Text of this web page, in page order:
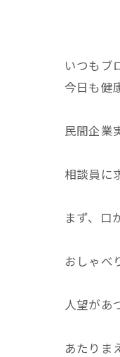
いつもブ
今日も健
民間企業
相談員に
まず、口
おしゃべ
人望があ
あたりま